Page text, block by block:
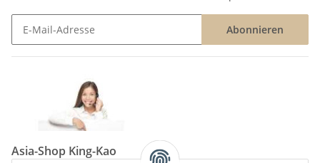
Abonnieren
Asia-Shop King-Kao